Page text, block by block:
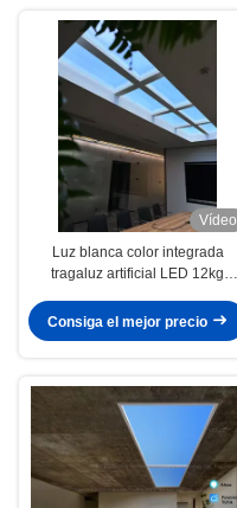
Vídeo
Luz blanca color integrada
tragaluz artificial LED 12kg
para uso comercial
Consiga el mejor precio